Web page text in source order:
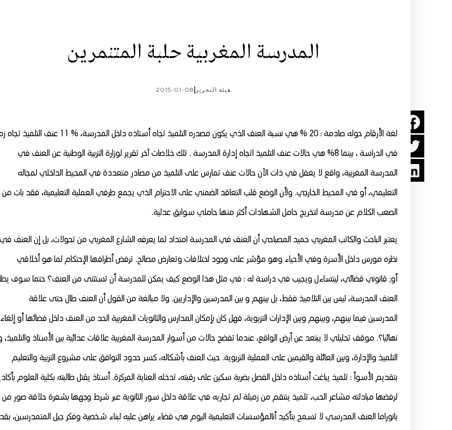
المدرسة المغربية حلبة المتنمرين
هيئة التحرير 2015-01-08
لغة الأرقام حوله صادمة : 20 % هي نسبة العنف الذي يكون مصدره التلميذ تجاه أستاذه داخل المدرسة، % 11
في الدراسة ، بينما 8% هي حالات عنف التلميذ اتجاه إدارة المدرسة . تلك خلاصات آخر تقرير لوزارة التربية الوطنية عن العنف في
المدرسة المغربية، واقع لا يغفل في ذات الآن حالات عنف تمارس على التلميذ من مصادر متعددة في المحيط الداخلي لمجاله
التعليمي، أو في المحيط الخارجي. ولأن الوضع قلب التعاقد الضمني على الاحترام الذي يجمع طرفي العملية التعليمية، فقد بات من
الصعب الكلام عن مدرسة لتخريج حامل الشهادات أكثر منها حاملي سوابق عدلية.
يعتبر الباحث والكاتب المغربي حميد المصباحي أن العنف في المدرسة امتداد لما يعرفه الشارع المغربي من تحولات، بل إن العنف في
نظره مورس داخل الأسرة وفي الأحياء وهو مؤشر على وجود اختلافات وتعارض مصالح. ترفض أطرافها الإحتكام لما هو أخلاقي
أو; قانوني قضائي، ليتساءل ويجيب في دراسة له : في مثل هذا الوضع كيف يمكن للمدرسة أن تستثنى من العنف؟ حتما سوف
العنف المدرسة، ليس بين التلاميذ فقط، بل بينهم و بين المدرسين والإداريين. ولا مبالغة من القول أن العنف طال حتى علاقة
المدرسين فيما بينهم، وبينهم وبين الإدارات التربوية، فهل كان بإمكان المدارس والثانويات المغربية الحد من العنف داخل فضائها أو
نهائيا؟. موقف تحليلي لا يبتعد عن أرض الواقع، عندما تفضح حالات من أسوار المدرسة المغربية علاقات عدائية بين الأستاذ والتلميذ،
التلميذ والإدارة، وبين العائلة والقيمين على العملية التربوية. حيث العنف بأشكاله، كسر حدود التوافق على مشروع التربية والتعليم
بتقديم الأسوأ : تلميذ يباغت أستاذه داخل الفصل بضربة سكين على رقبته، تدخله العناية المركزة. أستاذ يقتل طالبته بكلية العلوم
لرفضها مبادلته مشاعر الحب، تلميذ ينتقم من زميلة لم تجاريه في علاقة داخل سور الثانوية عبر شرط وجهها بشفرة حلاقة صور من
بانوراما العنف المدرسي لا تسمح بتأكيد أنالمؤسسات التعليمية اليوم هي فضاء يراهن عليه لبناء شخصية وفكر جيل المتمدرسين،